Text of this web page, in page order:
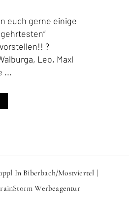
euch gerne einige
?
Leo, Maxl
...
In Biberbach/Mostviertel |
Werbeagentur